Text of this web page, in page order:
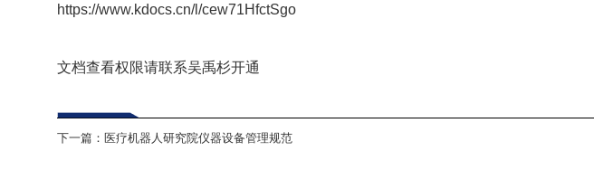
https://www.kdocs.cn/l/cew71HfctSgo
文档查看权限请联系吴禹杉开通
下一篇： 医疗机器人研究院仪器设备管理规范